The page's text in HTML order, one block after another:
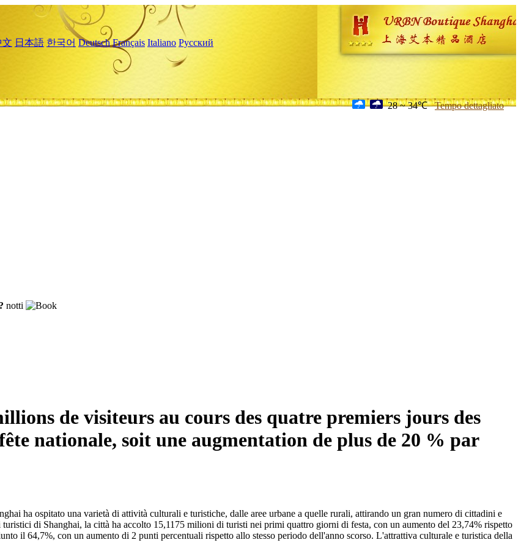
文 日本語 한국어 Deutsch Français Italiano Русский
28 ~ 34℃ Tempo dettagliato
? notti
de visiteurs au cours des quatre premiers jours des
nationale, soit une augmentation de plus de 20 % par
ha ospitato una varietà di attività culturali e turistiche, dalle aree urbane a quelle rurali, attirando un gran numero di cittadini e
di Shanghai, la città ha accolto 15,1175 milioni di turisti nei primi quattro giorni di festa, con un aumento del 23,74% rispetto
il 64,7%, con un aumento di 2 punti percentuali rispetto allo stesso periodo dell'anno scorso. L'attrattiva culturale e turistica della